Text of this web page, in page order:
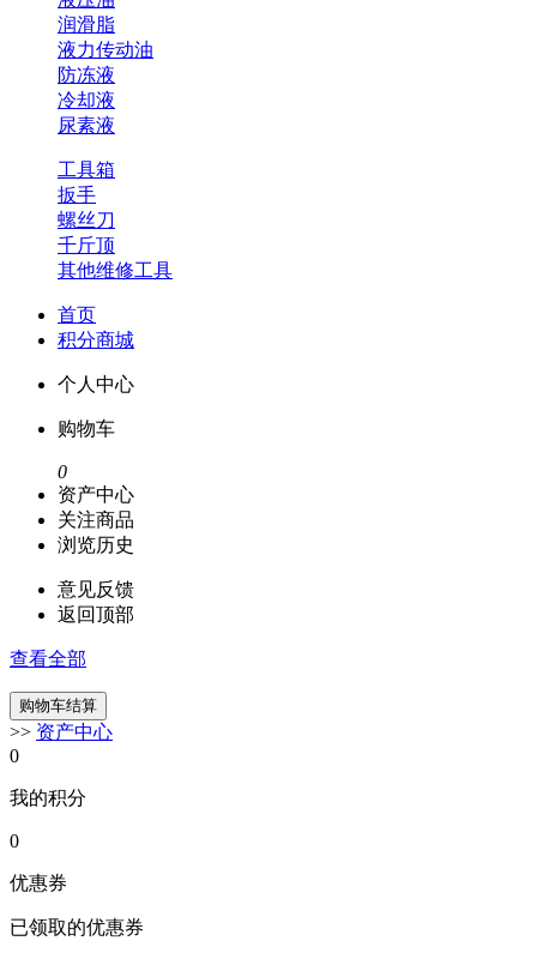
润滑脂
液力传动油
防冻液
冷却液
尿素液
工具箱
扳手
螺丝刀
千斤顶
其他维修工具
首页
积分商城
个人中心
购物车
0
资产中心
关注商品
浏览历史
意见反馈
返回顶部
查看全部
>> 资产中心
0
我的积分
0
优惠券
已领取的优惠券